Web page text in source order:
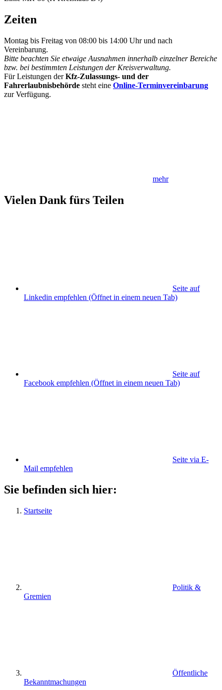
Zeiten
Montag bis Freitag von 08:00 bis 14:00 Uhr und nach
Vereinbarung.
Bitte beachten Sie etwaige Ausnahmen innerhalb einzelner Bereiche
bzw. bei bestimmten Leistungen der Kreisverwaltung.
Für Leistungen derKfz-Zulassungs- und der
Fahrerlaubnisbehörde steht eine Online-Terminvereinbarung
zur Verfügung.
mehr
Vielen Dank fürs Teilen
Seite auf
Linkedin empfehlen (Öffnet in einem neuen Tab)
Seite auf
Facebook empfehlen (Öffnet in einem neuen Tab)
Seite via E-
Mail empfehlen
Sie befinden sich hier:
Startseite
Politik &
Gremien
Öffentliche
Bekanntmachungen